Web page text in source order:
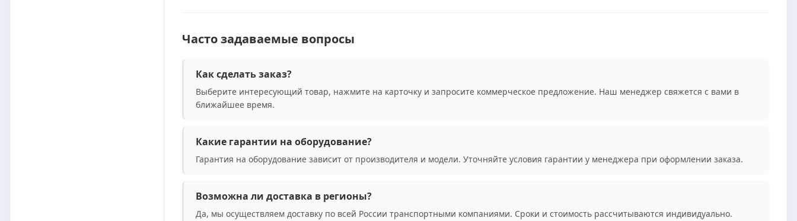
Часто задаваемые вопросы
Как сделать заказ?
Выберите интересующий товар, нажмите на карточку и запросите коммерческое предложение. Наш менеджер свяжется с вами в
ближайшее время.
Какие гарантии на оборудование?
Гарантия на оборудование зависит от производителя и модели. Уточняйте условия гарантии у менеджера при оформлении заказа.
Возможна ли доставка в регионы?
Да, мы осуществляем доставку по всей России транспортными компаниями. Сроки и стоимость рассчитываются индивидуально.